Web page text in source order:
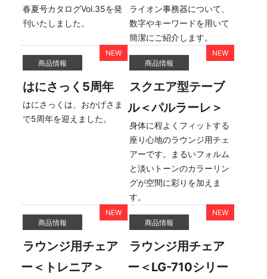
春夏号カタログVol.35を発
刊いたしました。
ライオン事務器について、
数字やキーワードを用いて
簡潔にご紹介します。
商品情報
はにさっく5周年
はにさっくは、おかげさま
で5周年を迎えました。
商品情報
スクエア型テーブ
ル＜パルラーレ＞
身体に程よくフィットする
座り心地のラウンジ用チェ
アーです。まるいフォルム
と淡いトーンのカラーリン
グが空間に彩りを加えま
す。
商品情報
ラウンジ用チェア
ー＜トレニア＞
商品情報
ラウンジ用チェア
ー＜LG-710シリー